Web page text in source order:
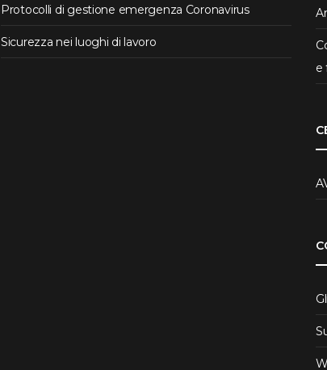
Protocolli di gestione emergenza Coronavirus
Sicurezza nei luoghi di lavoro
e